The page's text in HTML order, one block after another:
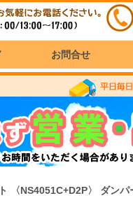
お問合せ
NS4051C+D2P〉 ダンパ